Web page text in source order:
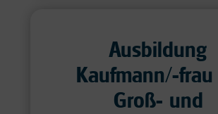
Ausbildung
Kaufmann/-
Groß- und